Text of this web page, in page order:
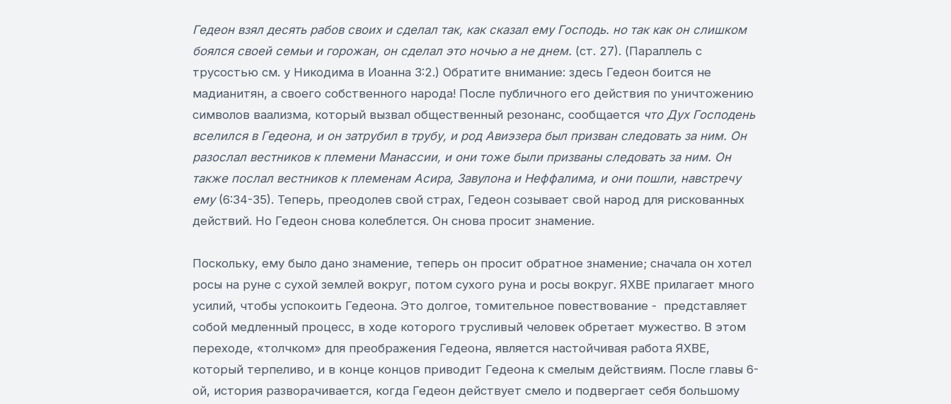
Гедеон взял десять рабов своих и сделал так, как сказал ему Господь. но так как он слишком
боялся своей семьи и горожан, он сделал это ночью а не днем. (ст. 27). (Параллель с
трусостью см. у Никодима в Иоанна 3:2.) Обратите внимание: здесь Гедеон боится не
мадианитян, а своего собственного народа! После публичного его действия по уничтожению
символов ваализма, который вызвал общественный резонанс, сообщается что Дух Господень
вселился в Гедеона, и он затрубил в трубу, и род Авиэзера был призван следовать за ним. Он
разослал вестников к племени Манассии, и они тоже были призваны следовать за ним. Он
также послал вестников к племенам Асира, Завулона и Неффалима, и они пошли, навстречу
ему (6:34-35). Теперь, преодолев свой страх, Гедеон созывает свой народ для рискованных
действий. Но Гедеон снова колеблется. Он снова просит знамение.
Поскольку, ему было дано знамение, теперь он просит обратное знамение; сначала он хотел
росы на руне с сухой землей вокруг, потом сухого руна и росы вокруг. ЯХВЕ прилагает много
усилий, чтобы успокоить Гедеона. Это долгое, томительное повествование - представляет
собой медленный процесс, в ходе которого трусливый человек обретает мужество. В этом
переходе, «толчком» для преображения Гедеона, является настойчивая работа ЯХВЕ,
который терпеливо, и в конце концов приводит Гедеона к смелым действиям. После главы 6-
ой, история разворачивается, когда Гедеон действует смело и подвергает себя большому